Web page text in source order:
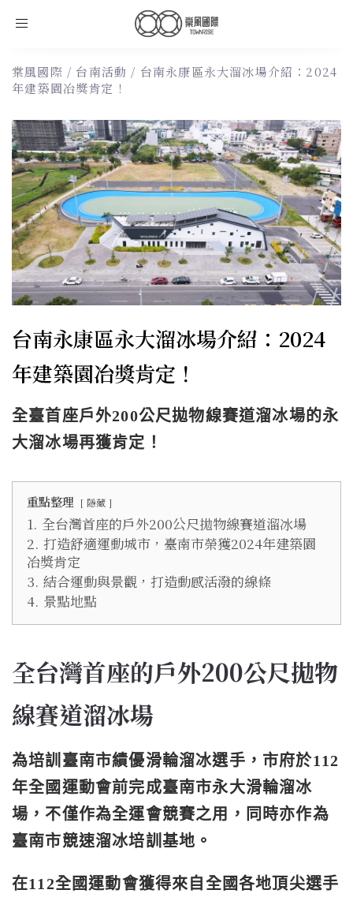
Toggle
棠風國際 / 台南活動 / 台南永康區永大溜冰場介紹：2024
年建築園冶獎肯定！
台南永康區永大溜冰場介紹：2024
年建築園冶獎肯定！
全臺首座戶外200公尺拋物線賽道溜冰場的永
大溜冰場再獲肯定！
重點整理 隱藏
1. 全台灣首座的戶外200公尺拋物線賽道溜冰場
2. 打造舒適運動城市，臺南市榮獲2024年建築園
冶獎肯定
3. 結合運動與景觀，打造動感活潑的線條
4. 景點地點
全台灣首座的戶外200公尺拋物
線賽道溜冰場
為培訓臺南市績優滑輪溜冰選手，市府於112
年全國運動會前完成臺南市永大滑輪溜冰
場，不僅作為全運會競賽之用，同時亦作為
臺南市競速溜冰培訓基地。
在112全國運動會獲得來自全國各地頂尖選手